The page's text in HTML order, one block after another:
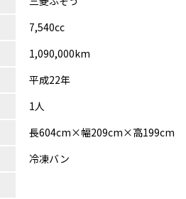
7,540cc
1,090,000km
平成22年
1人
長604cm×幅209cm×高199cm
冷凍バン